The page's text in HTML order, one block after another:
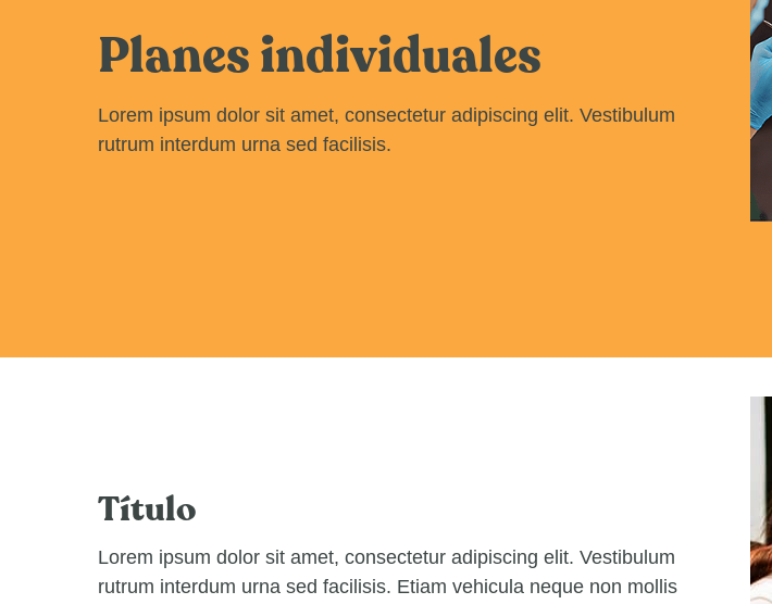
Planes individuales
Lorem ipsum dolor sit amet, consectetur adipiscing elit. Vestibulum
rutrum interdum urna sed facilisis.
Título
Lorem ipsum dolor sit amet, consectetur adipiscing elit. Vestibulum
rutrum interdum urna sed facilisis. Etiam vehicula neque non mollis